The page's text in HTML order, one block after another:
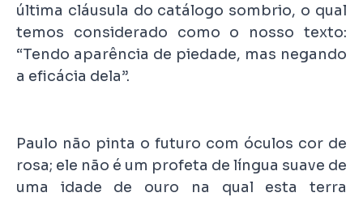
última cláusula do catálogo sombrio, o qual
temos considerado como o nosso texto:
“Tendo aparência de piedade, mas negando
a eficácia dela”.
Paulo não pinta o futuro com óculos cor de
rosa; ele não é um profeta de língua suave de
uma idade de ouro na qual esta terra